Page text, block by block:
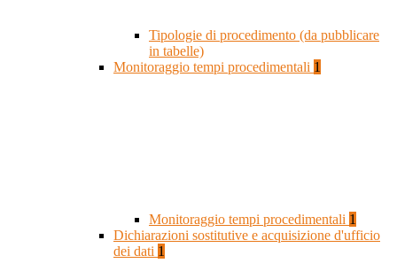
Tipologie di procedimento (da pubblicare
in tabelle)
Monitoraggio tempi procedimentali 1
Monitoraggio tempi procedimentali 1
Dichiarazioni sostitutive e acquisizione d'ufficio
dei dati 1